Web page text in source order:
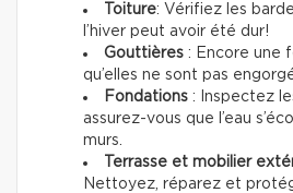
Toiture: Vérifiez les
l’hiver peut avoir été dur!
Gouttières : Encore une
qu’elles ne sont pas
Fondations : Inspectez
assurez-vous que l’eau
murs.
Terrasse et mobilier
Nettoyez, réparez et